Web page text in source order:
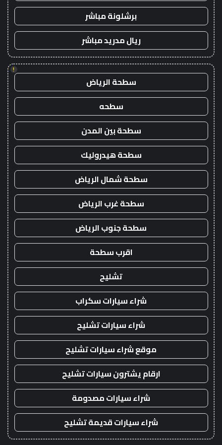
برشلونة مباشر
ريال مدريد مباشر
!
سطحة الرياض
سطحه
سطحة بين المدن
سطحة هيدروليك
سطحة شمال الرياض
سطحة غرب الرياض
سطحة جنوب الرياض
اقرب سطحة
تشليح
شراء سيارات سكراب
شراء سيارات تشليح
موقع شراء سيارات تشليح
ارقام يشترون سيارات تشليح
شراء سيارات مصدومة
شراء سيارات قديمة تشليح